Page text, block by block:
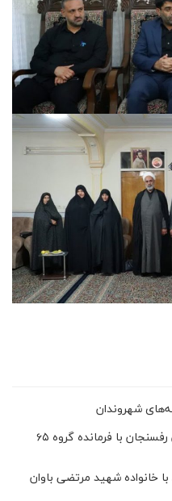
شهروندان
به مناسبت روز پاسدار؛ دیدار مسئولان رفسنجان با فرمانده گروه ۶۵
خانواده شهید مرتضی باوان